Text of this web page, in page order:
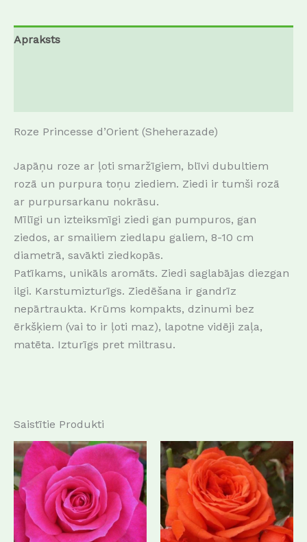
Apraksts
Roze Princesse d’Orient (Sheherazade)
Japāņu roze ar ļoti smaržīgiem, blīvi dubultiem
rozā un purpura toņu ziediem. Ziedi ir tumši rozā
ar purpursarkanu nokrāsu.
Mīlīgi un izteiksmīgi ziedi gan pumpuros, gan
ziedos, ar smailiem ziedlapu galiem, 8-10 cm
diametrā, savākti ziedkopās.
Patīkams, unikāls aromāts. Ziedi saglabājas diezgan
ilgi. Karstumizturīgs. Ziedēšana ir gandrīz
nepārtraukta. Krūms kompakts, dzinumi bez
ērkšķiem (vai to ir ļoti maz), lapotne vidēji zaļa,
matēta. Izturīgs pret miltrasu.
Saistītie Produkti
This
product
has
multiple
variants.
The
This
has
The